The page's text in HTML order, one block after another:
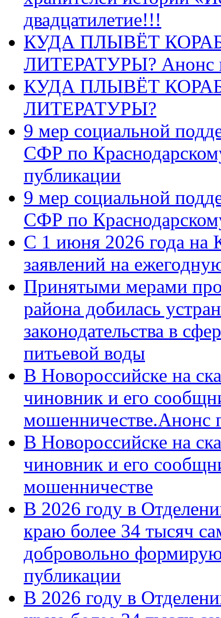
двадцатилетие!!!
КУДА ПЛЫВЁТ
ЛИТЕРАТУРЫ? Анонс
КУДА ПЛЫВЁТ
ЛИТЕРАТУРЫ?
9 мер социальной
СФР по
публикации
9 мер социальной
СФР по
С 1 июня 2026 года на
заявлений на
Принятыми мерами
района добилась
законодательства в
питьевой воды
В Новороссийске на
чиновник и его
мошенничестве.Анонс
В Новороссийске на
чиновник и его
мошенничестве
В 2026 году в
краю более 34 тысяч
добровольно
публикации
В 2026 году в